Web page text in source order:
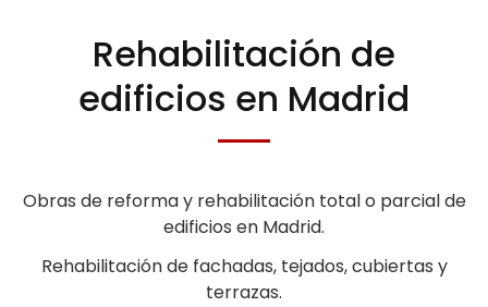
Rehabilitación de
edificios en Madrid
Obras de reforma y rehabilitación total o parcial de
edificios en Madrid.
Rehabilitación de fachadas, tejados, cubiertas y
terrazas.